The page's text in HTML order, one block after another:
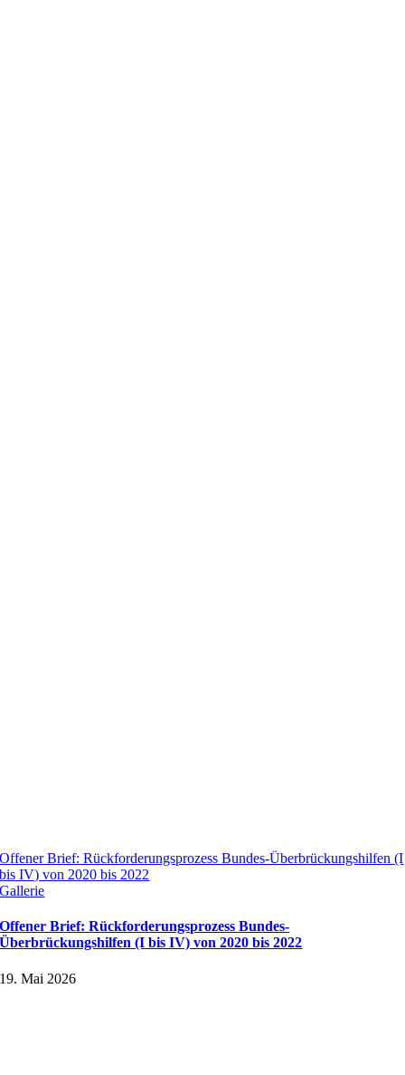
Offener Brief: Rückforderungsprozess Bundes-Überbrückungshilfen (I
bis IV) von 2020 bis 2022
Gallerie
Offener Brief: Rückforderungsprozess Bundes-
Überbrückungshilfen (I bis IV) von 2020 bis 2022
19. Mai 2026